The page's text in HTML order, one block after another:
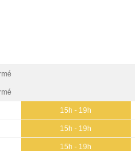
15h - 19h
15h - 19h
15h - 19h